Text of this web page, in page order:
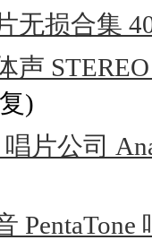
无损合集
声
)
唱片公司